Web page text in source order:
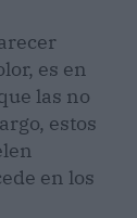
es en
las no
estos
en los